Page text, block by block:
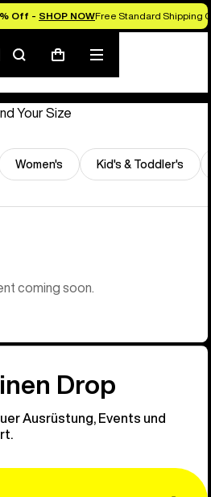
Off - SHOP NOWFree Standard Shipping
SuchenWarenkorb
Menü
Your Size
Women's Kid's & Toddler's
coming soon.
Drop
Ausrüstung, Events und